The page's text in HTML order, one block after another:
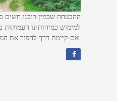
ההבטחה שבמין רובנו חשים
למימוש כמיהותינו העמוקות
.אם קיימת דרך להפוך את